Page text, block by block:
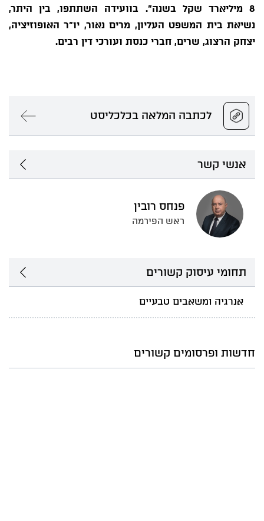
8 מיליארד שקל בשנה". בוועידה השתתפו, בין היתר,
נשיאת בית המשפט העליון, מרים נאור, יו"ר האופוזיציה,
יצחק הרצוג, שרים, חברי כנסת ועורכי דין רבים.
לכתבה המלאה בכלכליסט
אנשי קשר
פנחס רובין
ראש הפירמה
תחומי עיסוק קשורים
אנרגיה ומשאבים טבעיים
חדשות ופרסומים קשורים